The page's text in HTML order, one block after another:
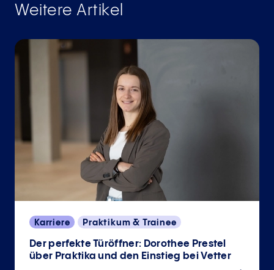
Weitere Artikel
Karriere Praktikum & Trainee
Der perfekte Türöffner: Dorothee Prestel
über Praktika und den Einstieg bei Vetter